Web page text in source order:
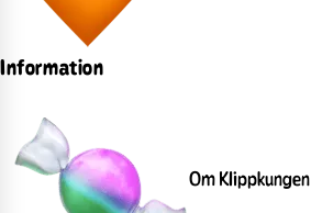
Information
Om Klippkungen